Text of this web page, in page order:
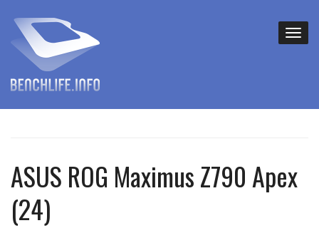
ASUS ROG Maximus Z790 Apex
(24)